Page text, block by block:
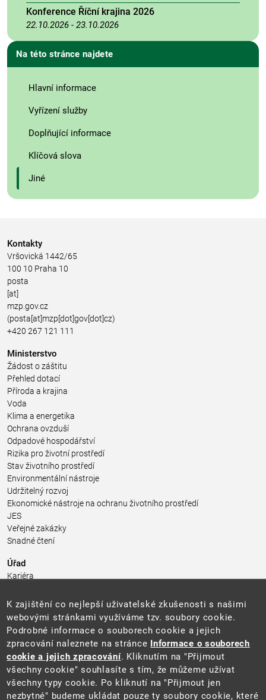
Konference Říční krajina 2026
22.10.2026 - 23.10.2026
Na této stránce najdete
Hlavní informace
Vyřízení služby
Doplňující informace
Klíčová slova
Jiné
Kontakty
Vršovická 1442/65
100 10 Praha 10
posta
[at]
mzp.gov.cz
(posta[at]mzp[dot]gov[dot]cz)
+420 267 121 111
Ministerstvo
Žádost o záštitu
Přehled dotací
Příroda a krajina
Voda
Klima a energetika
Ochrana ovzduší
Odpadové hospodářství
Rizika pro životní prostředí
Stav životního prostředí
Environmentální nástroje
Udržitelný rozvoj
Ekonomické nástroje na ochranu životního prostředí
JES
Veřejné zakázky
Snadné čtení
Úřad
Kariéra
Pro média a veřejnost
Povinně zveřejňované informace
Kontakty
Přistupnost budovy úřadu MŽP
(PDF, 204 kB)
Web
Aktuality
Ochrana osobních údajů
K zajištění co nejlepší uživatelské zkušenosti s našimi
webovými stránkami využíváme tzv. soubory cookie.
Podrobné informace o souborech cookie a jejich
zpracování naleznete na stránce Informace o souborech
cookie a jejich zpracování. Kliknutím na "Přijmout
všechny cookie" souhlasíte s tím, že můžeme užívat
všechny typy cookie. Po kliknutí na "Přijmout jen
nezbytné" budeme ukládat pouze ty soubory cookie, které